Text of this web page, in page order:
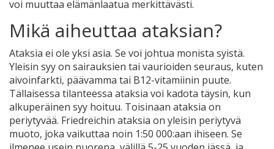
voi muuttaa elämänlaatua merkittävästi.
Mikä aiheuttaa ataksian?
Ataksia ei ole yksi asia. Se voi johtua monista syistä.
Yleisin syy on sairauksien tai vaurioiden seuraus, kuten
aivoinfarkti, päävamma tai B12-vitamiinin puute.
Tällaisessa tilanteessa ataksia voi kadota täysin, kun
alkuperäinen syy hoituu. Toisinaan ataksia on
periytyvää. Friedreichin ataksia on yleisin periytyvä
muoto, joka vaikuttaa noin 1:50 000:aan ihiseen. Se